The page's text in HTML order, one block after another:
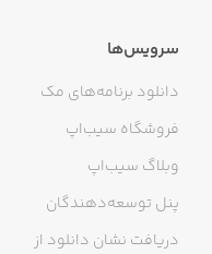
سرویس‌ها
دانلود برنامه‌های مک
فروشگاه سیب‌اپ
وبلاگ سیب‌اپ
پنل توسعه‌دهندگان
دریافت نشان دانلود از